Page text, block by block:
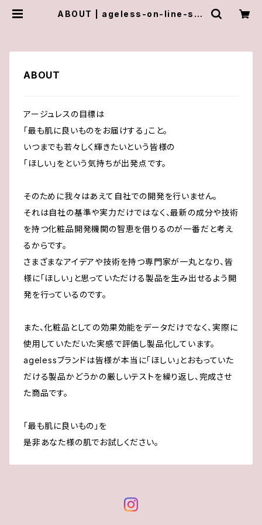
ABOUT | ageless-on-line-sto
ABOUT
アージュレスの目標は
「最も肌に良いものをお届けする」こと。
いつまでも若々しく輝きたいという皆様の
「ほしい」をという気持ちが出発点です。
そのために我々はあえて自社での開発を行いません。
それは自社の基準や実力だけではなく、最新の成分や技術
を持つ化粧品開発機関の智恵を借りるのが一番だと考え
るからです。
さまざまなアイデアや技術を持つ専門家が一丸となり、皆
様に「ほしい」と思っていただける製品を生み出せるよう開
発を行っているのです。
また、化粧品としての効果効能をデータだけでなく、実際に
使用していただいた実感で評価し製品化しています。
agelessブランドは皆様が本当に「ほしい」とおもっていた
だける製品かどうかの厳しいテストを繰り返し、完成させ
た商品です。
「最も肌に良いもの」を
是非あなた様の肌でお試しください。